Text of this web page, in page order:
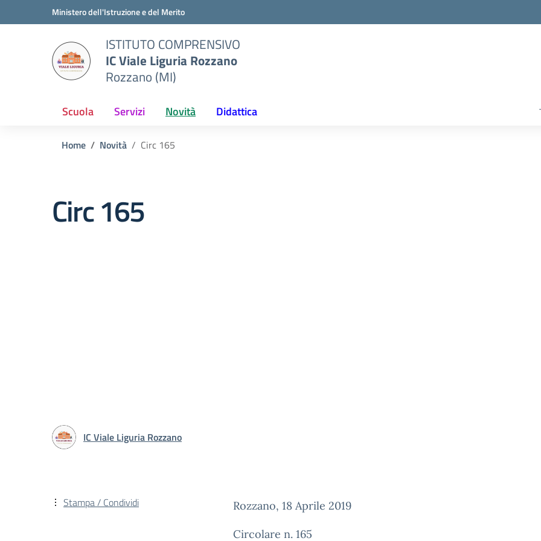
Vai ai contenuti
Vai al menu di navigazioneMinistero dell'Istruzione e del Merito
ISTITUTO COMPRENSIVO
IC Viale Liguria Rozzano
Rozzano (MI)
Scuola Servizi Novità Didattica
Home Novità Circ 165
Circ 165
IC Viale Liguria Rozzano
Rozzano, 18 Aprile 2019
Circolare n. 165
Stampa / Condividi